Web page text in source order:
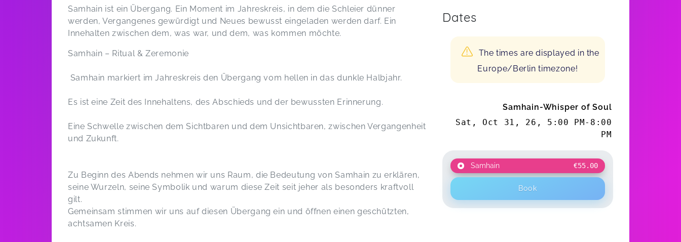
Samhain ist ein Übergang. Ein Moment im Jahreskreis, in dem die Schleier dünner
werden, Vergangenes gewürdigt und Neues bewusst eingeladen werden darf. Ein
Innehalten zwischen dem, was war, und dem, was kommen möchte.
Samhain – Ritual & Zeremonie
Samhain markiert im Jahreskreis den Übergang vom hellen in das dunkle Halbjahr.
Es ist eine Zeit des Innehaltens, des Abschieds und der bewussten Erinnerung.
Eine Schwelle zwischen dem Sichtbaren und dem Unsichtbaren, zwischen Vergangenheit
und Zukunft.
Zu Beginn des Abends nehmen wir uns Raum, die Bedeutung von Samhain zu erklären,
seine Wurzeln, seine Symbolik und warum diese Zeit seit jeher als besonders kraftvoll
gilt.
Gemeinsam stimmen wir uns auf diesen Übergang ein und öffnen einen geschützten,
achtsamen Kreis.
Dates
The times are displayed in the
Europe/Berlin timezone!
Samhain-Whisper of Soul
Sat, Oct 31, 26 , 5:00 PM- 8:00
PM
Samhain €55.00
Book